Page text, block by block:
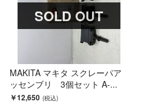
SOLD OUT
MAKITA マキタ スクレーパア
ッセンブリ 3個セット A-...
￥12,650